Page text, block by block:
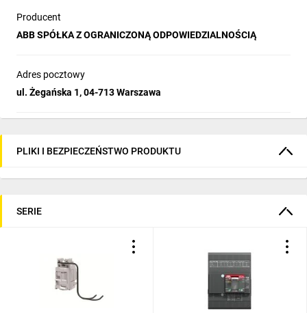
Producent
ABB SPÓŁKA Z OGRANICZONĄ ODPOWIEDZIALNOŚCIĄ
Adres pocztowy
ul. Żegańska 1, 04-713 Warszawa
PLIKI I BEZPIECZEŃSTWO PRODUKTU
SERIE